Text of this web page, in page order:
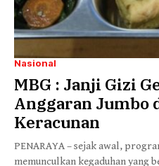
Nasional
MBG : Janji Gizi
Anggaran Jumbo
Keracunan
PENARAYA – sejak awal,
memunculkan kegaduhan yang